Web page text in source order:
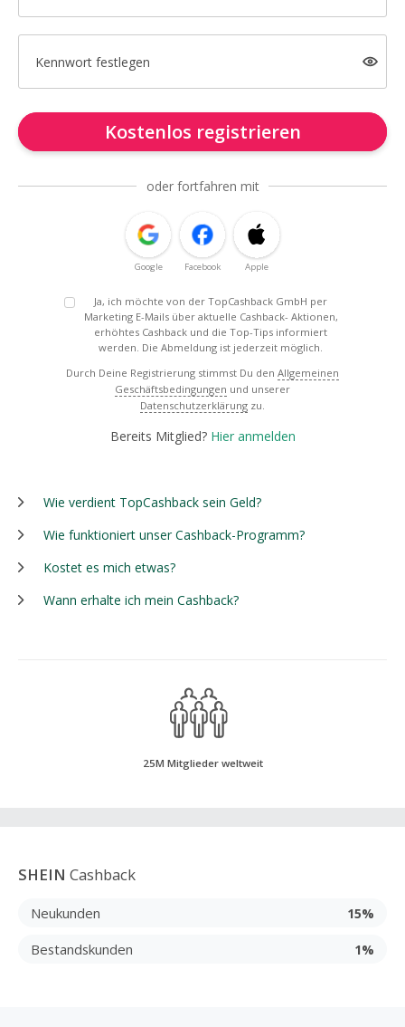
Kennwort festlegen
Kostenlos registrieren
oder fortfahren mit
Google Facebook Apple
Ja, ich möchte von der TopCashback GmbH per
Marketing E-Mails über aktuelle Cashback- Aktionen,
erhöhtes Cashback und die Top-Tips informiert
werden. Die Abmeldung ist jederzeit möglich.
Durch Deine Registrierung stimmst Du den Allgemeinen
Geschäftsbedingungen und unserer
Datenschutzerklärung zu.
Bereits Mitglied? Hier anmelden
Wie verdient TopCashback sein Geld?
Wie funktioniert unser Cashback-Programm?
Kostet es mich etwas?
Wann erhalte ich mein Cashback?
25M Mitglieder weltweit
SHEIN Cashback
Neukunden 15%
Bestandskunden 1%